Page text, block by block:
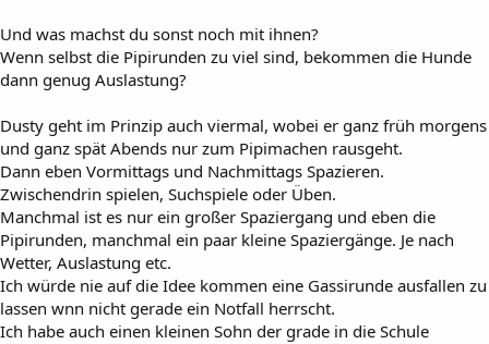
Und was machst du sonst noch mit ihnen?
Wenn selbst die Pipirunden zu viel sind, bekommen die Hunde
dann genug Auslastung?
Dusty geht im Prinzip auch viermal, wobei er ganz früh morgens
und ganz spät Abends nur zum Pipimachen rausgeht.
Dann eben Vormittags und Nachmittags Spazieren.
Zwischendrin spielen, Suchspiele oder Üben.
Manchmal ist es nur ein großer Spaziergang und eben die
Pipirunden, manchmal ein paar kleine Spaziergänge. Je nach
Wetter, Auslastung etc.
Ich würde nie auf die Idee kommen eine Gassirunde ausfallen zu
lassen wnn nicht gerade ein Notfall herrscht.
Ich habe auch einen kleinen Sohn der grade in die Schule